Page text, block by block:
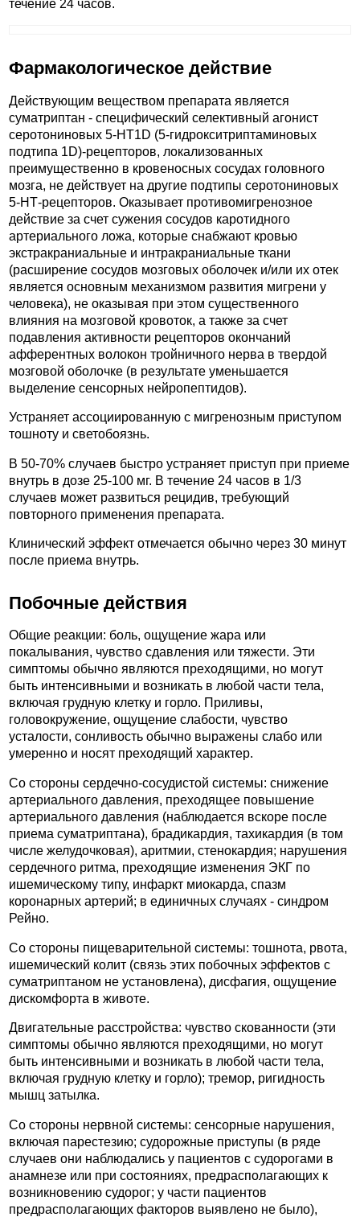
течение 24 часов.
Фармакологическое действие
Действующим веществом препарата является
суматриптан - специфический селективный агонист
серотониновых 5-НТ1D (5-гидрокситриптаминовых
подтипа 1D)-рецепторов, локализованных
преимущественно в кровеносных сосудах головного
мозга, не действует на другие подтипы серотониновых
5-НТ-рецепторов. Оказывает противомигренозное
действие за счет сужения сосудов каротидного
артериального ложа, которые снабжают кровью
экстракраниальные и интракраниальные ткани
(расширение сосудов мозговых оболочек и/или их отек
является основным механизмом развития мигрени у
человека), не оказывая при этом существенного
влияния на мозговой кровоток, а также за счет
подавления активности рецепторов окончаний
афферентных волокон тройничного нерва в твердой
мозговой оболочке (в результате уменьшается
выделение сенсорных нейропептидов).
Устраняет ассоциированную с мигренозным приступом
тошноту и светобоязнь.
В 50-70% случаев быстро устраняет приступ при приеме
внутрь в дозе 25-100 мг. В течение 24 часов в 1/3
случаев может развиться рецидив, требующий
повторного применения препарата.
Клинический эффект отмечается обычно через 30 минут
после приема внутрь.
Побочные действия
Общие реакции: боль, ощущение жара или
покалывания, чувство сдавления или тяжести. Эти
симптомы обычно являются преходящими, но могут
быть интенсивными и возникать в любой части тела,
включая грудную клетку и горло. Приливы,
головокружение, ощущение слабости, чувство
усталости, сонливость обычно выражены слабо или
умеренно и носят преходящий характер.
Со стороны сердечно-сосудистой системы: снижение
артериального давления, преходящее повышение
артериального давления (наблюдается вскоре после
приема суматриптана), брадикардия, тахикардия (в том
числе желудочковая), аритмии, стенокардия; нарушения
сердечного ритма, преходящие изменения ЭКГ по
ишемическому типу, инфаркт миокарда, спазм
коронарных артерий; в единичных случаях - синдром
Рейно.
Со стороны пищеварительной системы: тошнота, рвота,
ишемический колит (связь этих побочных эффектов с
суматриптаном не установлена), дисфагия, ощущение
дискомфорта в животе.
Двигательные расстройства: чувство скованности (эти
симптомы обычно являются преходящими, но могут
быть интенсивными и возникать в любой части тела,
включая грудную клетку и горло); тремор, ригидность
мышц затылка.
Со стороны нервной системы: сенсорные нарушения,
включая парестезию; судорожные приступы (в ряде
случаев они наблюдались у пациентов с судорогами в
анамнезе или при состояниях, предрасполагающих к
возникновению судорог; у части пациентов
предрасполагающих факторов выявлено не было),